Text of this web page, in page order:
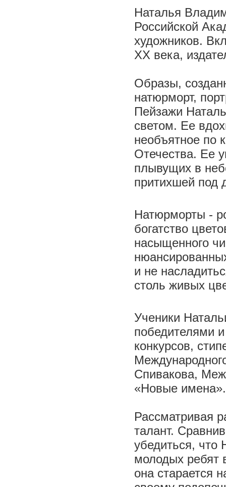
Наталья
Российской
художников.
ХХ века,
Образы,
натюрморт,
Пейзажи
светом. Ее
необъятное по
Отечества. Ее
плывущих в
притихшей под
Натюрморты -
богатство
насыщенного
и не
столь живых
Ученики
победителями
конкурсов,
Спивакова,
«Новые имена».
Рассматривая
талант.
убедиться, что
молодых ребят
она старается